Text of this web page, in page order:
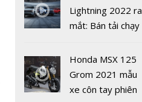
sản phẩm laptop
AI, ASUS tung ra 4
mẫu laptop
Lightning 2022 ra
mắt: Bán tải chạy
chưa đến 40 nghìn
USD
Honda MSX 125
Grom 2021 mẫu
xe côn tay phiên